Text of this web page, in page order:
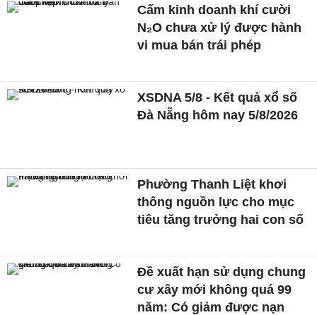
Cấm kinh doanh khí cười
N₂O chưa xử lý được hành
vi mua bán trái phép
XSDNA 5/8 - Kết quả xổ số
Đà Nẵng hôm nay 5/8/2026
Phường Thanh Liệt khơi
thông nguồn lực cho mục
tiêu tăng trưởng hai con số
Đề xuất hạn sử dụng chung
cư xây mới không quá 99
năm: Có giảm được nạn